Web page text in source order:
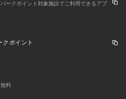
ークポイント対象施設でご利用できるアプ
ポイント
料